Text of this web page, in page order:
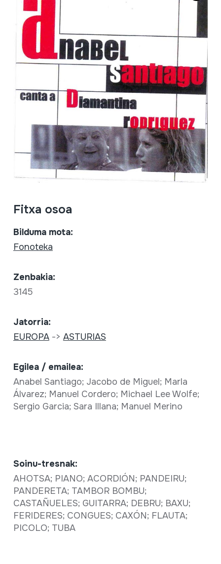
Fitxa osoa
Bilduma mota:
Fonoteka
Zenbakia:
3145
Jatorria:
EUROPA-> ASTURIAS
Egilea / emailea:
Anabel Santiago; Jacobo de Miguel; Marla
Álvarez; Manuel Cordero; Michael Lee Wolfe;
Sergio Garcia; Sara Illana; Manuel Merino
Soinu-tresnak:
AHOTSA; PIANO; ACORDIÓN; PANDEIRU;
PANDERETA; TAMBOR BOMBU;
CASTAÑUELES; GUITARRA; DEBRU; BAXU;
FERIDERES; CONGUES; CAXÓN; FLAUTA;
PICOLO; TUBA